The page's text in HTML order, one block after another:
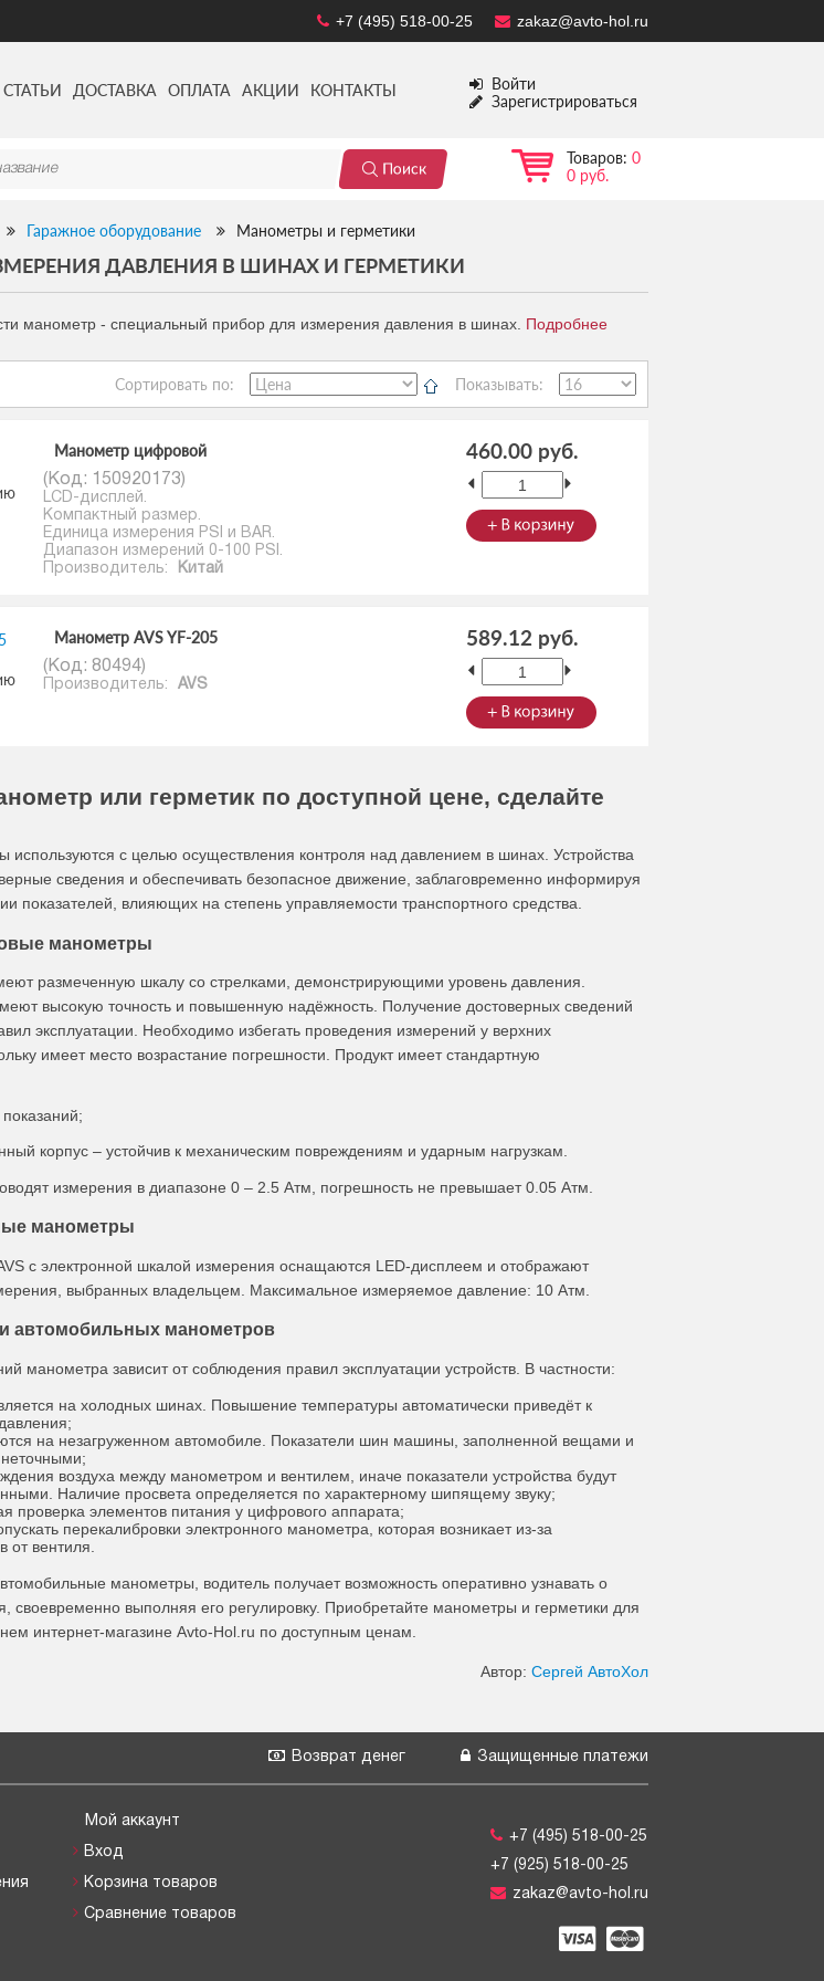
zakaz@avto-hol.ru
+7 (495) 518-00-25
СТАТЬИ ДОСТАВКА ОПЛАТА АКЦИИ КОНТАКТЫ
Войти
Зарегистрироваться
Товаров: 0
0 руб.
Гаражное оборудование Манометры и герметики
ДАВЛЕНИЯ В ШИНАХ И ГЕРМЕТИКИ
манометр - специальный прибор для измерения давления в шинах. Подробнее
Сортировать по: Показывать:
Манометр цифровой
(Код: 150920173)
LCD-дисплей.
Компактный размер.
Единица измерения PSI и BAR.
Диапазон измерений 0-100 PSI.
Производитель:
Китай
460.00 руб.
Манометр AVS YF-205
(Код:80494)
Производитель: AVS
589.12 руб.
или герметик по доступной цене, сделайте
с целью осуществления контроля над давлением в шинах. Устройства
сведения и обеспечивать безопасное движение, заблаговременно информируя
показателей, влияющих на степень управляемости транспортного средства.
манометры
размеченную шкалу со стрелками, демонстрирующими уровень давления.
высокую точность и повышенную надёжность. Получение достоверных сведений
эксплуатации. Необходимо избегать проведения измерений у верхних
имеет место возрастание погрешности. Продукт имеет стандартную
корпус – устойчив к механическим повреждениям и ударным нагрузкам.
измерения в диапазоне 0 – 2.5 Атм, погрешность не превышает 0.05 Атм.
манометры
с электронной шкалой измерения оснащаются LED-дисплеем и отображают
выбранных владельцем. Максимальное измеряемое давление: 10 Атм.
автомобильных манометров
манометра зависит от соблюдения правил эксплуатации устройств. В частности:
на холодных шинах. Повышение температуры автоматически приведёт к
на незагруженном автомобиле. Показатели шин машины, заполненной вещами и
воздуха между манометром и вентилем, иначе показатели устройства будут
Наличие просвета определяется по характерному шипящему звуку;
проверка элементов питания у цифрового аппарата;
перекалибровки электронного манометра, которая возникает из-за
от вентиля.
манометры, водитель получает возможность оперативно узнавать о
своевременно выполняя его регулировку. Приобретайте манометры и герметики для
интернет-магазине Avto-Hol.ru по доступным ценам.
Автор: Сергей АвтоХол
Защищенные платежи
Возврат денег
Мой аккаунт
Вход
Корзина товаров
Сравнение товаров
+7 (495) 518-00-25
+7 (925) 518-00-25
zakaz@avto-hol.ru